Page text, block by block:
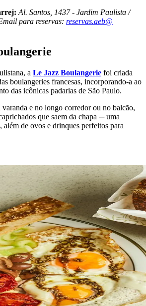
Al. Santos, 1437 - Jardim Paulista /
para reservas: reservas.aeb@
a Le Jazz Boulangerie foi criada
boulangeries francesas, incorporando-a ao
das icônicas padarias de São Paulo.
varanda e no longo corredor ou no balcão,
que saem da chapa ─ uma
de ovos e drinques perfeitos para